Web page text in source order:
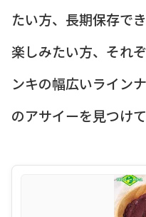
たい方、長期保存で
楽しみたい方、それ
ンキの幅広いライン
のアサイーを見つけ